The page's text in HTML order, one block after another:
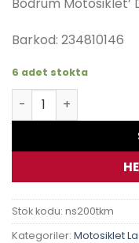
Bodrum Motosiklet’
Barkod: 234810146
6 adet stokta
Michelin Pilot Street
Stok kodu: ns200tkm
Kategoriler: Motosiklet